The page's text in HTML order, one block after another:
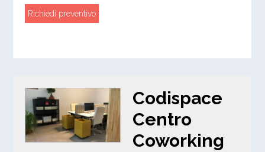
Richiedi preventivo
Codispace
Centro
Coworking